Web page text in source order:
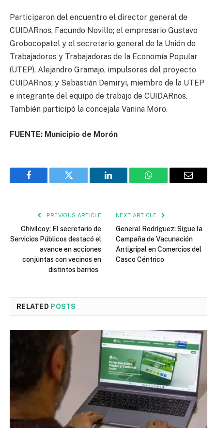
Participaron del encuentro el director general de
CUIDARnos, Facundo Novillo; el empresario Gustavo
Grobocopatel y el secretario general de la Unión de
Trabajadores y Trabajadoras de la Economía Popular
(UTEP), Alejandro Gramajo, impulsores del proyecto
CUIDARnos; y Sebastián Demiryi, miembro de la UTEP
e integrante del equipo de trabajo de CUIDARnos.
También participó la concejala Vanina Moro.
FUENTE: Municipio de Morón
Facebook Twitter LinkedIn WhatsApp Email
PREVIOUS ARTICLE
Chivilcoy: El secretario de
Servicios Públicos destacó el
avance en acciones
conjuntas con vecinos en
distintos barrios
NEXT ARTICLE
General Rodríguez: Sigue la
Campaña de Vacunación
Antigripal en Comercios del
Casco Céntrico
RELATED POSTS